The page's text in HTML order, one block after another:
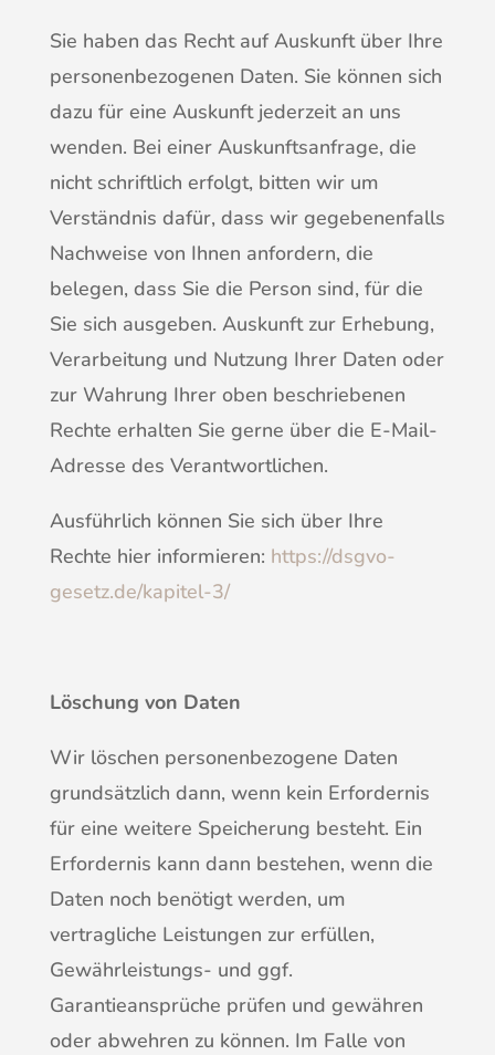
Sie haben das Recht auf Auskunft über Ihre
personenbezogenen Daten. Sie können sich
dazu für eine Auskunft jederzeit an uns
wenden. Bei einer Auskunftsanfrage, die
nicht schriftlich erfolgt, bitten wir um
Verständnis dafür, dass wir gegebenenfalls
Nachweise von Ihnen anfordern, die
belegen, dass Sie die Person sind, für die
Sie sich ausgeben. Auskunft zur Erhebung,
Verarbeitung und Nutzung Ihrer Daten oder
zur Wahrung Ihrer oben beschriebenen
Rechte erhalten Sie gerne über die E-Mail-
Adresse des Verantwortlichen.
Ausführlich können Sie sich über Ihre
Rechte hier informieren: https://dsgvo-
gesetz.de/kapitel-3/
Löschung von Daten
Wir löschen personenbezogene Daten
grundsätzlich dann, wenn kein Erfordernis
für eine weitere Speicherung besteht. Ein
Erfordernis kann dann bestehen, wenn die
Daten noch benötigt werden, um
vertragliche Leistungen zur erfüllen,
Gewährleistungs- und ggf.
Garantieansprüche prüfen und gewähren
oder abwehren zu können. Im Falle von